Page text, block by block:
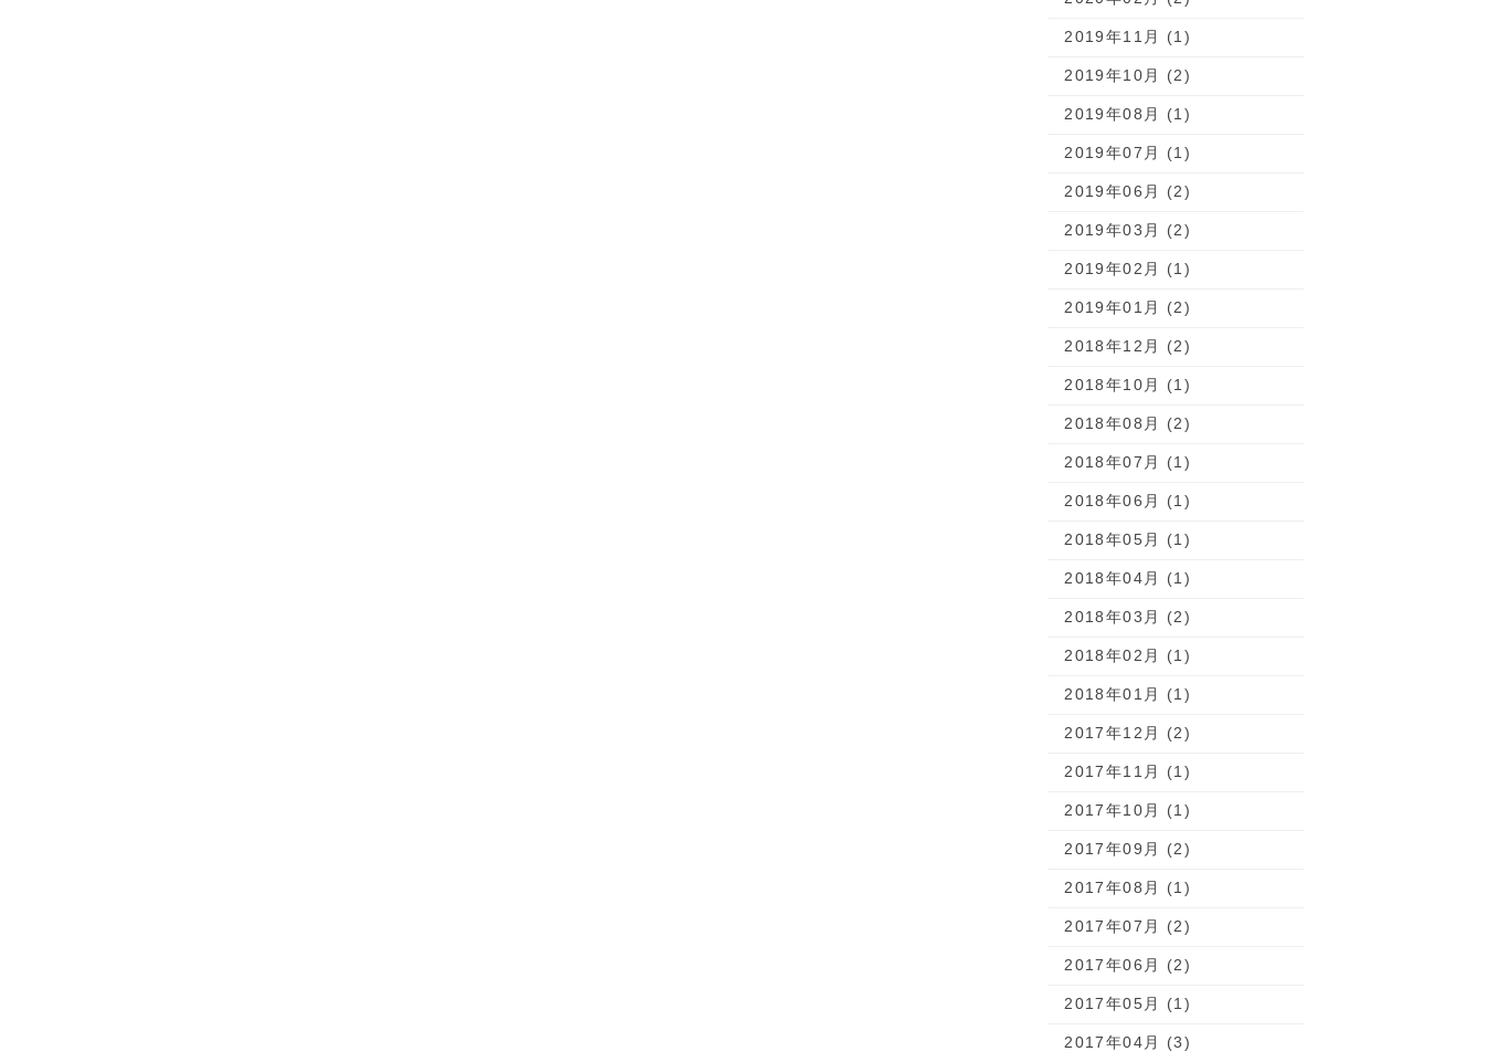
2019年11月 (1)
2019年10月 (2)
2019年08月 (1)
2019年07月 (1)
2019年06月 (2)
2019年03月 (2)
2019年02月 (1)
2019年01月 (2)
2018年12月 (2)
2018年10月 (1)
2018年08月 (2)
2018年07月 (1)
2018年06月 (1)
2018年05月 (1)
2018年04月 (1)
2018年03月 (2)
2018年02月 (1)
2018年01月 (1)
2017年12月 (2)
2017年11月 (1)
2017年10月 (1)
2017年09月 (2)
2017年08月 (1)
2017年07月 (2)
2017年06月 (2)
2017年05月 (1)
2017年04月 (3)